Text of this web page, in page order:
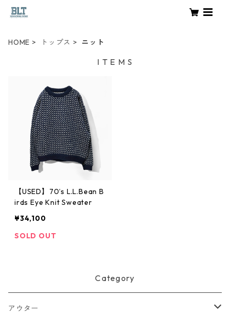
HOME トップス ニット
I T E M S
【USED】70’s L.L.Bean B
irds Eye Knit Sweater
¥34,100
SOLD OUT
Category
アウター